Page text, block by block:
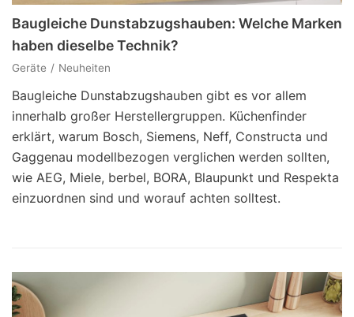
Baugleiche Dunstabzugshauben: Welche Marken
haben dieselbe Technik?
Geräte Neuheiten
Baugleiche Dunstabzugshauben gibt es vor allem
innerhalb großer Herstellergruppen. Küchenfinder
erklärt, warum Bosch, Siemens, Neff, Constructa und
Gaggenau modellbezogen verglichen werden sollten,
wie AEG, Miele, berbel, BORA, Blaupunkt und Respekta
einzuordnen sind und worauf achten solltest.